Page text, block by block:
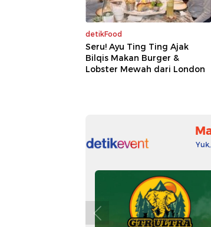
detikFood
Seru! Ayu Ting Ting Ajak
Bilqis Makan Burger &
Lobster Mewah dari London